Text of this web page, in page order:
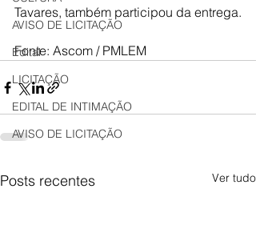
AVISO DE LICITAÇÃO
Edital
LICITAÇÃO
EDITAL DE INTIMAÇÃO
AVISO DE LICITAÇÃO
Tavares, também participou da entrega.
Fonte: Ascom / PMLEM
Posts recentes Ver tudo